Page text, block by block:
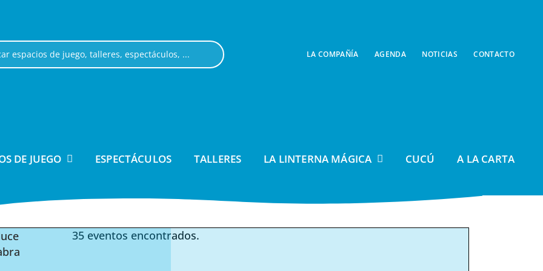
LA COMPAÑÍA AGENDA NOTICIAS CONTACTO
DE JUEGO ESPECTÁCULOS TALLERES LA LINTERNA MÁGICA CUCÚ A LA CARTA
35 eventos encontrados.